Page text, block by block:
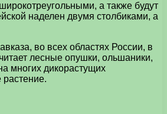
а также будут
наделен двумя столбиками, а
во всех областях России, в
лесные опушки, ольшаники,
многих дикорастущих
растение.